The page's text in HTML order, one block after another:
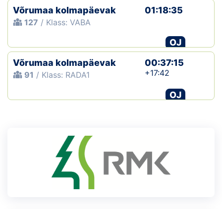
Võrumaa kolmapäevak
127 / Klass: VABA
01:18:35
OJ
Võrumaa kolmapäevak
91 / Klass: RADA1
00:37:15
+17:42
OJ